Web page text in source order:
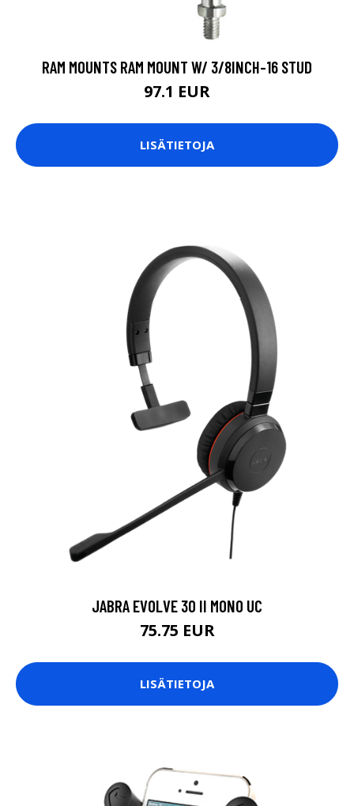
RAM MOUNTS RAM MOUNT W/ 3/8INCH-16 STUD
97.1 EUR
LISÄTIETOJA
JABRA EVOLVE 30 II MONO UC
75.75 EUR
LISÄTIETOJA